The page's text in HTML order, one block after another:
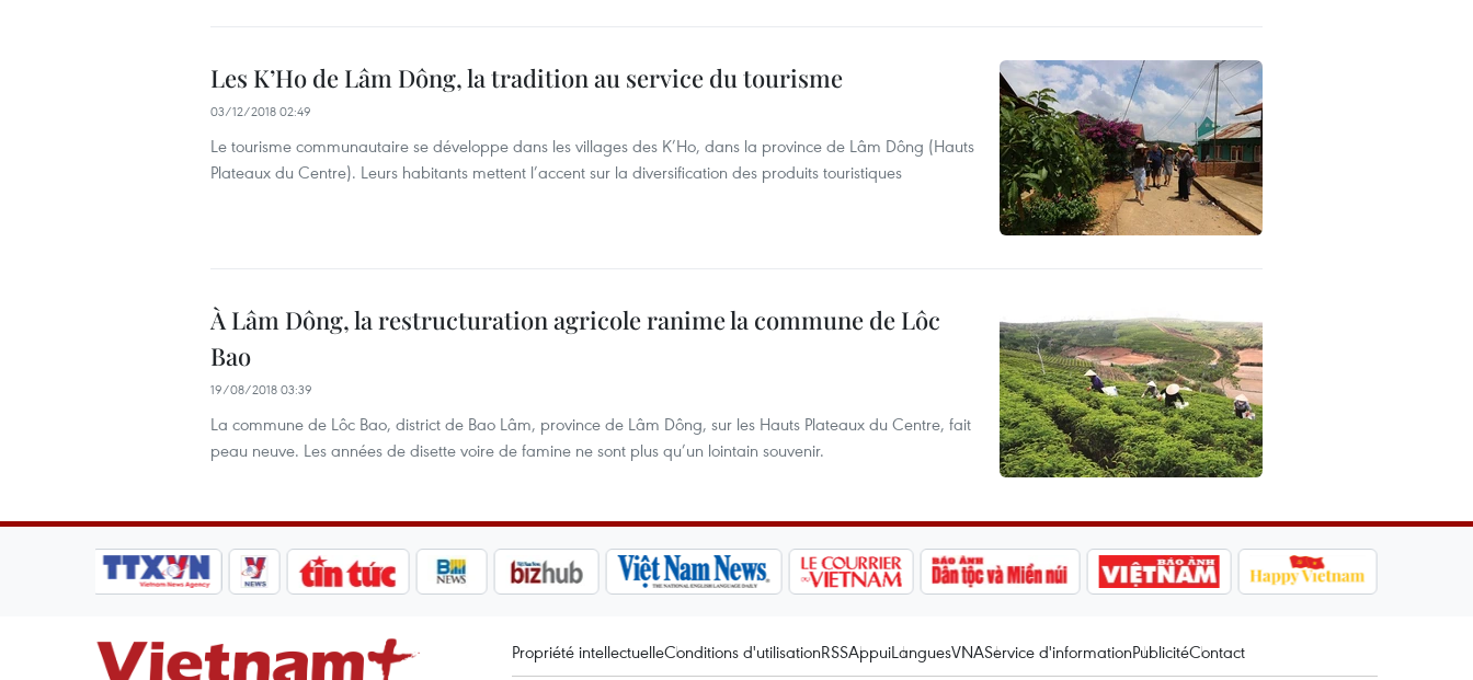
Les K’Ho de Lâm Dông, la tradition au service du tourisme
03/12/2018 02:49
Le tourisme communautaire se développe dans les villages des K’Ho, dans la province de Lâm Dông (Hauts
Plateaux du Centre). Leurs habitants mettent l’accent sur la diversification des produits touristiques
À Lâm Dông, la restructuration agricole ranime la commune de Lôc
Bao
19/08/2018 03:39
La commune de Lôc Bao, district de Bao Lâm, province de Lâm Dông, sur les Hauts Plateaux du Centre, fait
peau neuve. Les années de disette voire de famine ne sont plus qu’un lointain souvenir.
Propriété intellectuelleConditions d'utilisationRSSAppuiLanguesVNAService d'informationPublicitéContact